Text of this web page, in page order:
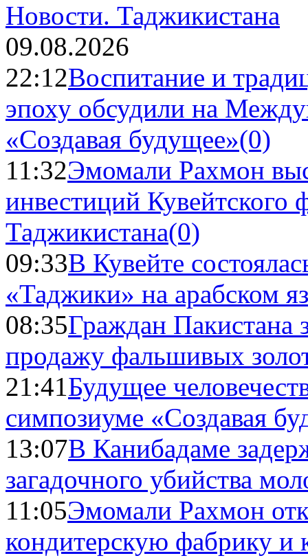
Новости. Таджикистана
09.08.2026
22:12Воспитание и
эпоху обсудили на
«Создавая будущее»(0)
11:32Эмомали Рахмон
инвестиций Кувейтского
Таджикистана(0)
09:33В Кувейте
«Таджики» на арабском
08:35Граждан Пакистана
продажу фальшивых
21:41Будущее
симпозиуме «Создавая
13:07В Канибадаме
загадочного убийства
11:05Эмомали Рахмон
кондитерскую фабрику и